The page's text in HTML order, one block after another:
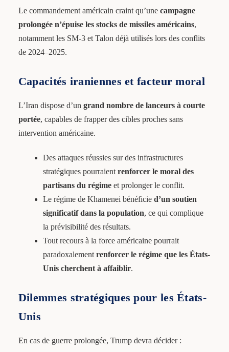
Le commandement américain craint qu’une campagne
prolongée n’épuise les stocks de missiles américains,
notamment les SM-3 et Talon déjà utilisés lors des conflits
de 2024–2025.
Capacités iraniennes et facteur moral
L’Iran dispose d’un grand nombre de lanceurs à courte
portée, capables de frapper des cibles proches sans
intervention américaine.
Des attaques réussies sur des infrastructures
stratégiques pourraient renforcer le moral des
partisans du régimeet prolonger le conflit.
Le régime de Khamenei bénéficie d’un soutien
significatif dans la population, ce qui complique
la prévisibilité des résultats.
Tout recours à la force américaine pourrait
paradoxalement renforcer le régime que les États-
Unis cherchent à affaiblir.
Dilemmes stratégiques pour les États-
Unis
En cas de guerre prolongée, Trump devra décider :